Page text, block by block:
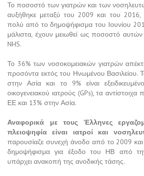
Το ποσοστό των γιατρών και των
αυξήθηκε μεταξύ του 2009 και του 2016,
πολύ από το δημοψήφισμα του Ιουνίου
μάλιστα, έχουν μειωθεί ως ποσοστό
NHS.
Το 36% των νοσοκομειακών γιατρών
προσόντα εκτός του Ηνωμένου Βασιλείου. Το
στην Ασία και το 9% είναι
οικογενειακού ιατρούς (GPs), τα
ΕΕ και 13% στην Ασία.
Αναφορικά με τους Έλληνες
πλειοψηφία είναι ιατροί και
παρουσίαζε συνεχή άνοδο από το 2009
δημοψήφισμα για έξοδο του ΗΒ από
υπάρχει ανακοπή της ανοδικής τάσης.